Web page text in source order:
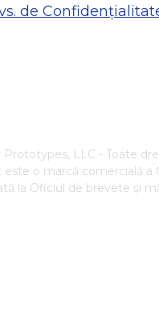
de
Prototypes, LLC - Toate
este o marcă comercială a
la Oficiul de brevete și